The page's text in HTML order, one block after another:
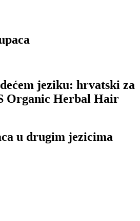
jeziku: hrvatski za
Organic Herbal Hair
u drugim jezicima